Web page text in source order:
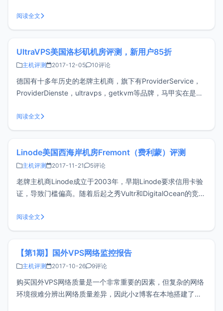
络），最低9.9元/月。趁着特价活动再入了一台SAN VPS最低
配置（1核512M内存/20G存储），正常价格$3.
阅读全文
UltraVPS美国洛杉矶机房评测，新用户85折
主机评测 2017-12-05 10评论
德国有十多年历史的老牌主机商，旗下有ProviderService，
ProviderDienste，ultravps，getkvm等品牌，马甲实在是太
法直接注册账号，需要先下单购买，然后等待审核，配置与价
格如下。新用户85折购买地
阅读全文
Linode美国西海岸机房Fremont（费利蒙）评测
主机评测 2017-11-21 5评论
老牌主机商Linode成立于2003年，早期Linode要求信用卡验
证，导致门槛偏高。随着后起之秀Vultr和DigitalOcean的竞
Linode强大的控制面板足以完爆很多商家。Linode至今推出了
2个日本机房，JP1走的KDDI，J
阅读全文
【第1期】国外VPS网络监控报告
主机评测 2017-10-26 9评论
购买国外VPS网络质量是一个非常重要的因素，但复杂的网络
环境很难分辨出网络质量差异，因此小z博客在本地搭建了